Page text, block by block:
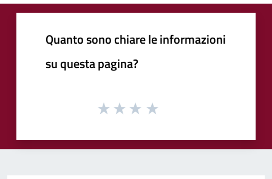
Quanto sono chiare le informazioni
su questa pagina?